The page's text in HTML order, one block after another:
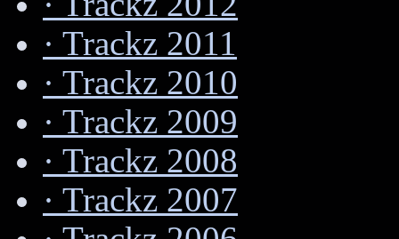
· Trackz 2011
· Trackz 2010
· Trackz 2009
· Trackz 2008
· Trackz 2007